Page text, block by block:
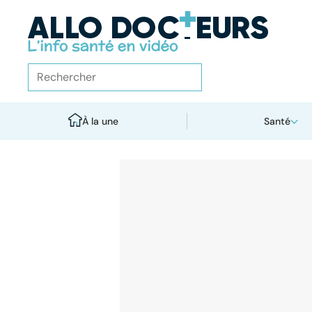
À la une Santé